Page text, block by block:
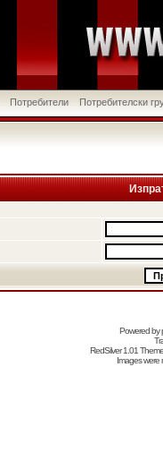
Потребители Потребителски
Powered by
RedSilver 1.01
Images were